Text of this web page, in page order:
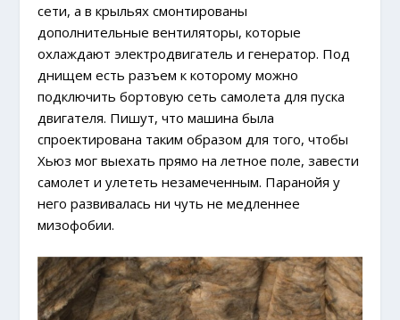
сети, а в крыльях смонтированы
дополнительные вентиляторы, которые
охлаждают электродвигатель и генератор. Под
днищем есть разъем к которому можно
подключить бортовую сеть самолета для пуска
двигателя. Пишут, что машина была
спроектирована таким образом для того, чтобы
Хьюз мог выехать прямо на летное поле, завести
самолет и улететь незамеченным. Паранойя у
него развивалась ни чуть не медленнее
мизофобии.